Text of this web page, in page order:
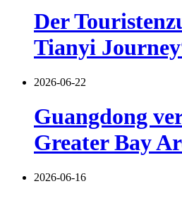
Der
Tianyi
2026-06-22
Guangdong
Greater Bay
2026-06-16